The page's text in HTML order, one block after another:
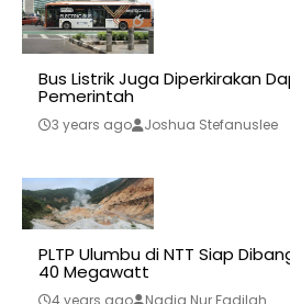
Bus Listrik Juga Diperkirakan
Pemerintah
3 years ago Joshua Stefanuslee
PLTP Ulumbu di NTT Siap
40 Megawatt